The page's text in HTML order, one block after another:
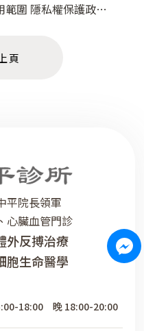
圍 隱私權保護政策
不適用於非本網站所
頁
平院長領軍
心臟血管門診
外反搏治療
胞生命醫學
18:00 晚 18:00-20:00